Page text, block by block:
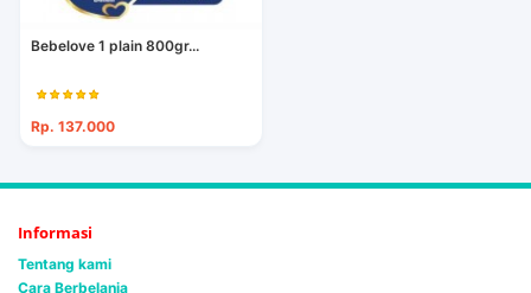
Bebelove 1 plain 800gr...
Rp. 137.000
Informasi
Tentang kami
Cara Berbelanja